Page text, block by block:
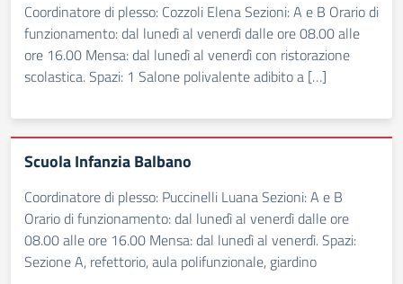
Coordinatore di plesso: Cozzoli Elena Sezioni: A e B Orario di
funzionamento: dal lunedì al venerdì dalle ore 08.00 alle
ore 16.00 Mensa: dal lunedì al venerdì con ristorazione
scolastica. Spazi: 1 Salone polivalente adibito a […]
Scuola Infanzia Balbano
Coordinatore di plesso: Puccinelli Luana Sezioni: A e B
Orario di funzionamento: dal lunedì al venerdì dalle ore
08.00 alle ore 16.00 Mensa: dal lunedì al venerdì. Spazi:
Sezione A, refettorio, aula polifunzionale, giardino